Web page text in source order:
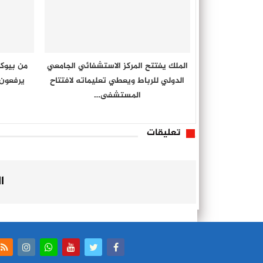
الملك يفتتح المركز الاستشفائي الجامعي
الدولي للرباط ويعطي تعليماته لافتتاح
المستشفى…
من
تعليقات